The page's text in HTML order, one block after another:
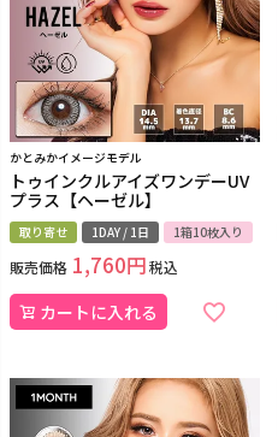
かとみかイメージモデル
トゥインクルアイズワンデーUV
プラス【ヘーゼル】
取り寄せ 1DAY / 1日 1箱10枚入り
販売価格 1,760 税込
カートに入れる